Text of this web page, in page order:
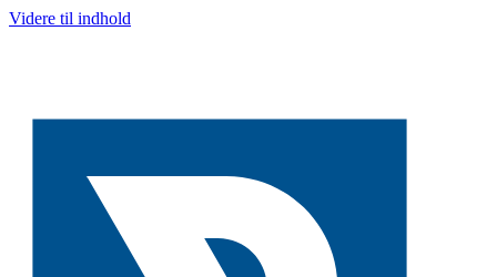
Videre til indhold